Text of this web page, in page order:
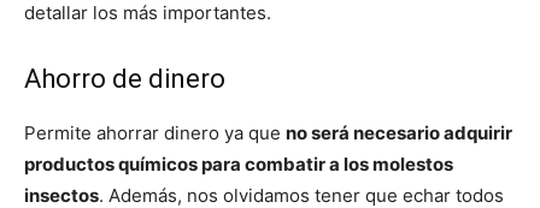
detallar los más importantes.
Ahorro de dinero
Permite ahorrar dinero ya que no será necesario adquirir
productos químicos para combatir a los molestos
insectos. Además, nos olvidamos tener que echar todos